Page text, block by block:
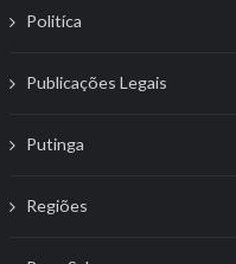
Politíca
Publicações Legais
Putinga
Regiões